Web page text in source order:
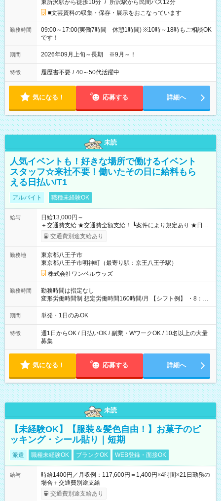
東所沢駅から徒歩10分 / 所沢駅から民間バス12分
■文芸資料の収集・保存・展示をおこなっています
勤務時間
09:00～17:00(実働7時間 休憩1時間) ※10時～18時もご相談OK
です！
期間 2026年09月上旬～長期 ※9月～！
特徴 履歴書不要 / 40～50代活躍中
気になる！ 応募する 詳細へ
未読
人気イベントも！好きな場所で働けるイベント
スタッフ☆来社不要！働いたその日に給料もら
える日払い/T1
アルバイト 職種未経験OK
給与
日給13,000円～
＋交通費支給 ★交通費全額支給！ ┗案件により規定あり ★日払
いOK！（規定あり） ┗働いたその日に現金GET♪ お仕事後はコ
ンビニATMから 日払い分を引き落とせます！ 【試用期間】試
交通費別途支給あり
勤務地
東京都八王子市
東京都八王子市明神町（最寄り駅：京王八王子駅）
株式会社ワンベルウッズ
勤務時間
勤務時間は指定なし
変形労働時間制 想定労働時間160時間/月 【シフト例】 ・8：00
～21：00
期間 単発・1日のみOK
特徴
週1日からOK / 日払いOK / 副業・WワークOK / 10名以上の大量
募集
気になる！ 応募する 詳細へ
未読
【未経験OK】【服装＆髪色自由！】お菓子のピ
ッキング・シール貼り｜短期
派遣 職種未経験OK ブランクOK WEB登録・面接OK
給与
時給1400円／月収例：117,600円＝1,400円×4時間×21日勤務の
場合＋交通費別途支給
交通費別途支給あり